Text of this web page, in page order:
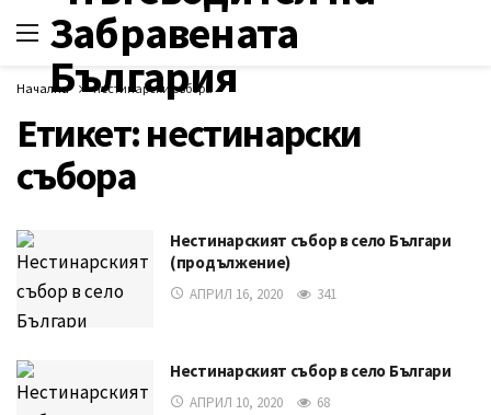
Начална нестинарски събора
Етикет:нестинарски
събора
Нестинарският събор в село Българи
(продължение)
АПРИЛ 16, 2020 341
Нестинарският събор в село Българи
АПРИЛ 10, 2020 68